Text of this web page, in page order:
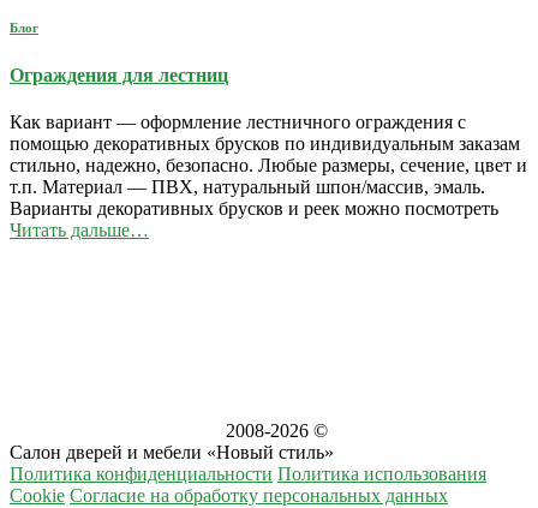
Блог
Ограждения для лестниц
Как вариант — оформление лестничного ограждения с
помощью декоративных брусков по индивидуальным заказам
стильно, надежно, безопасно. Любые размеры, сечение, цвет и
т.п. Материал — ПВХ, натуральный шпон/массив, эмаль.
Варианты декоративных брусков и реек можно посмотреть
Читать дальше…
2008-2026 ©
Салон дверей и мебели «Новый стиль»
Политика конфиденциальности Политика использования
Cookie Согласие на обработку персональных данных